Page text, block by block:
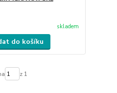
skladem
do košíku
z 1